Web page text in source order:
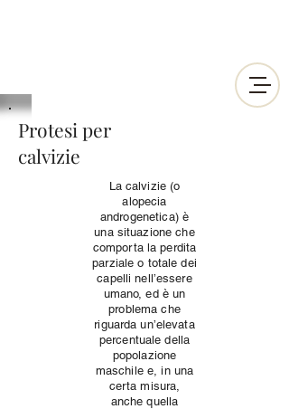
Protesi per
calvizie
La calvizie (o
alopecia
androgenetica) è
una situazione che
comporta la perdita
parziale o totale dei
capelli nell’essere
umano, ed è un
problema che
riguarda un’elevata
percentuale della
popolazione
maschile e, in una
certa misura,
anche quella